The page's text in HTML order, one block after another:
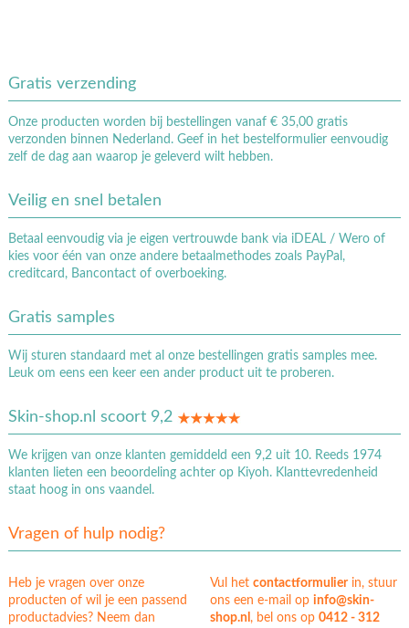
Gratis verzending
Onze producten worden bij bestellingen vanaf € 35,00 gratis
verzonden binnen Nederland. Geef in het bestelformulier eenvoudig
zelf de dag aan waarop je geleverd wilt hebben.
Veilig en snel betalen
Betaal eenvoudig via je eigen vertrouwde bank via iDEAL / Wero of
kies voor één van onze andere betaalmethodes zoals PayPal,
creditcard, Bancontact of overboeking.
Gratis samples
Wij sturen standaard met al onze bestellingen gratis samples mee.
Leuk om eens een keer een ander product uit te proberen.
Skin-shop.nl scoort 9,2
We krijgen van onze klanten gemiddeld een 9,2 uit 10. Reeds 1974
klanten lieten een beoordeling achter op Kiyoh. Klanttevredenheid
staat hoog in ons vaandel.
Vragen of hulp nodig?
Heb je vragen over onze
producten of wil je een passend
productadvies? Neem dan
Vul hetcontactformulierin, stuur
ons een e-mail op info@skin-
shop.nl, bel ons op0412 - 312